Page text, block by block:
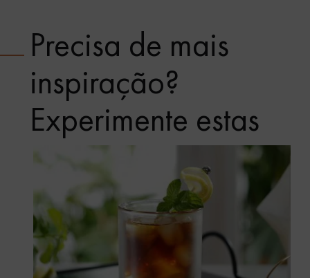
Precisa de mais
inspiração?
Experimente estas